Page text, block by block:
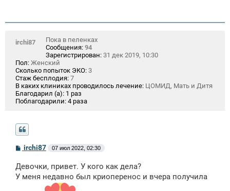
и
irchi87
Пока в пеленках
Сообщения: 94
Зарегистрирован: 31 дек 2019, 10:30
Пол: Женский
Сколько попыток ЭКО: 3
Стаж бесплодия: 7
В каких клиниках проводилось лечение: ЦОМИД, Мать и Дитя
Благодарил (а): 1 раз
Поблагодарили: 4 раза
С
б
щ
irchi87 07 июл 2022, 02:30
Девочки, привет. У кого как дела?
У меня недавно был криоперенос и вчера получила